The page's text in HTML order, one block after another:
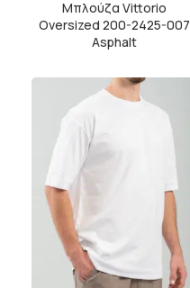
Μπλούζα Vittorio
Oversized 200-2425-007
Asphalt